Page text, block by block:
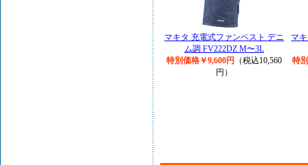
マキタ 充電式ファンベスト デニ
ム調 FV222DZ M〜3L
特別価格￥9,600円
（税込10,560
円）
マ
特